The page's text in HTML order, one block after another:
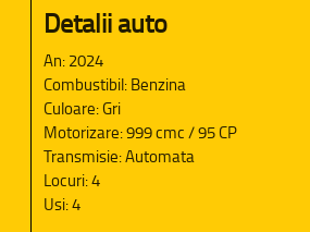
Detalii auto
An: 2024
Combustibil: Benzina
Culoare: Gri
Motorizare: 999 cmc / 95 CP
Transmisie: Automata
Locuri: 4
Usi: 4